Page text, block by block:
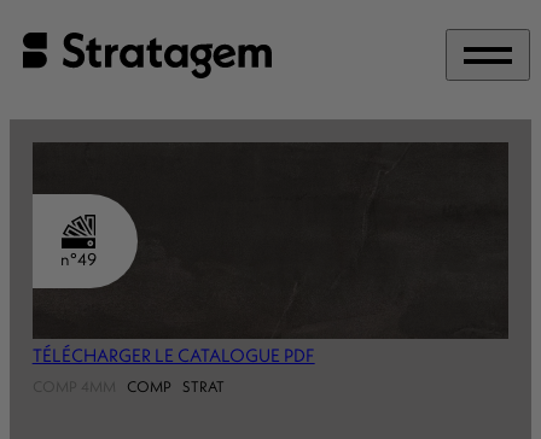
TÉLÉCHARGER LE CATALOGUE PDF
COMP STRAT
n°49